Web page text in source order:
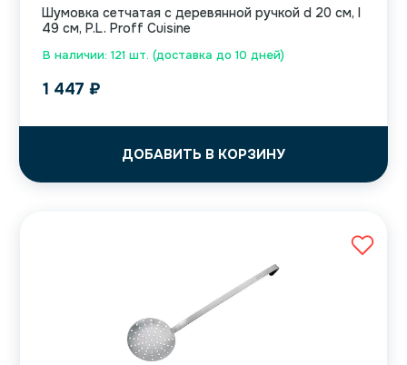
В наличии: 121 шт. (доставка до 10 дней)
Шумовка сетчатая с деревянной ручкой d 20 см, l
49 см, P.L. Proff Cuisine
1 447 ₽
ДОБАВИТЬ В КОРЗИНУ